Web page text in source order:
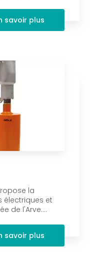
savoir plus
la
électriques et
de l'Arve....
savoir plus